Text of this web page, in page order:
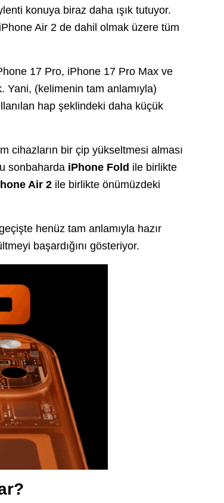
konuya biraz daha ışık tutuyor.
Air 2 de dahil olmak üzere tüm
17 Pro, iPhone 17 Pro Max ve
Yani, (kelimenin tam anlamıyla)
hap şeklindeki daha küçük
cihazların bir çip yükseltmesi alması
sonbaharda iPhone Fold ile birlikte
Air 2 ile birlikte önümüzdeki
henüz tam anlamıyla hazır
başardığını gösteriyor.